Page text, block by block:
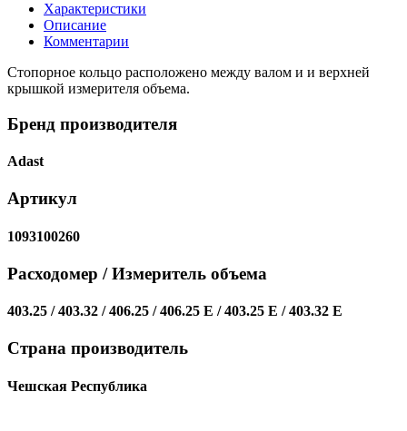
Характеристики
Описание
Комментарии
Стопорное кольцо расположено между валом и и верхней
крышкой измерителя объема.
Бренд производителя
Adast
Артикул
1093100260
Расходомер / Измеритель объема
403.25 / 403.32 / 406.25 / 406.25 E / 403.25 E / 403.32 E
Страна производитель
Чешская Республика